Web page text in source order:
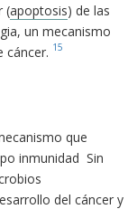
(apoptosis) de las
un mecanismo
cáncer. 15
que
inmunidad Sin
del cáncer y